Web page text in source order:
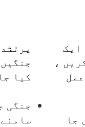
کیا
جنگی
ایک
،
جا